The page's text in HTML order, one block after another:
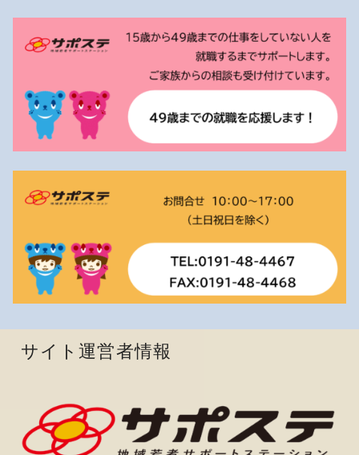
サイト運営者情報